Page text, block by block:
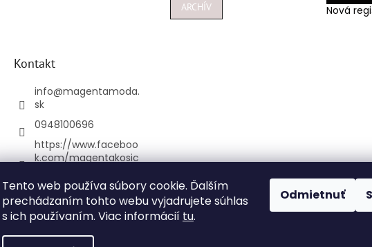
Tento web používa súbory cookie. Ďalším
prechádzaním tohto webu vyjadrujete súhlas
s ich používaním. Viac informácií tu.
Odmietnuť
ARCHÍV Nová
Kontakt
info@magentamoda.
sk
0948100696
https://www.faceboo
k.com/magentakosic
magenta_kosice/
+421948100696